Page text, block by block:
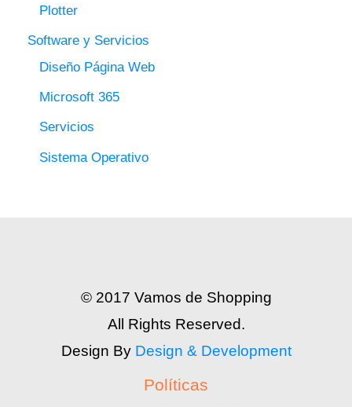
Plotter
Software y Servicios
Diseño Página Web
Microsoft 365
Servicios
Sistema Operativo
© 2017 Vamos de Shopping
All Rights Reserved.
Design By Design & Development
Políticas